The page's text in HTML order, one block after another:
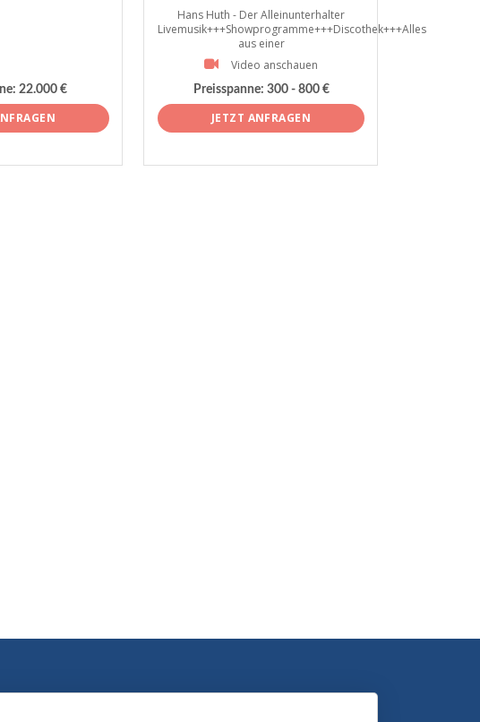
22.000 €
Hans Huth - Der Alleinunterhalter
Livemusik+++Showprogramme+++Discothek+++Alles
aus einer
Video anschauen
Preisspanne: 300 - 800 €
JETZT ANFRAGEN